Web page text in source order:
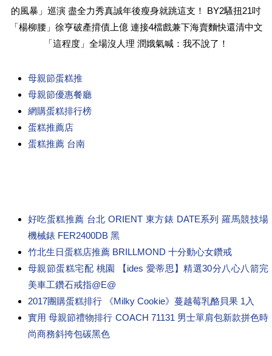
的風暴」巡演 盡全力秀真誠年後瘦身就跳這支！ BY2騷扭21吋
「楊柳腰」徐亨破產揹債上億 連接4檔戲兼下海賣麵快還清中文
「這程度」全場沒人理 潤娥氣喊：我不說了！
母親節蛋糕推
母親節優惠餐廳
網購蛋糕排行榜
蛋糕推薦店
蛋糕推薦 台南
好吃蛋糕推薦 台北 ORIENT 東方錶 DATE系列 羅馬競技場
機械錶 FER2400DB 黑
竹北生日蛋糕店推薦 BRILLMOND 十分動心女鑽戒
母親節蛋糕宅配 桃園 【ides 愛蒂思】精選30分八心八箭完
美車工鑽石戒指@E@
2017團購蛋糕排行 《Milky Cookie》蔓越莓乳酪貝果 1入
實用 母親節禮物排行 COACH 71131 男士單肩包新款拼色時
尚商務斜挎包碳黑色